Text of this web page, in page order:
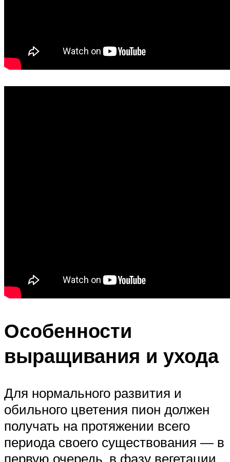
Особенности
выращивания и ухода
Для нормального развития и
обильного цветения пион должен
получать на протяжении всего
периода своего существования — в
первую очередь, в фазу вегетации